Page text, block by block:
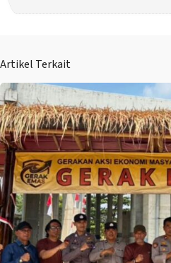
Artikel Terkait